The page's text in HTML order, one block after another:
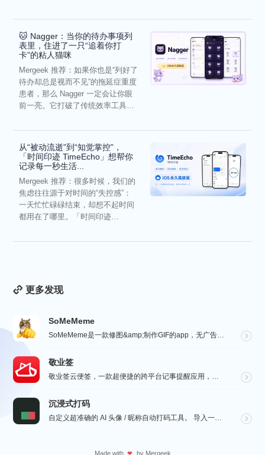
🐱 Nagger：当你的待办事项列
表里，住进了一只“追着你打
卡”的粘人猫咪
Mergeek 推荐：如果你也是“列好了
待办却总是视而不见”的拖延症重度
患者，那么 Nagger 一定会让你眼
前一亮。它打破了传统效率工具冰
从“被动流逝”到“知觉掌控”，
「时间印迹 TimeEcho」想帮你
记录每一秒生活...
Mergeek 推荐：很多时候，我们的
焦虑往往源于对时间的“失控感”：
一天忙忙碌碌结束，却想不起时间
都用在了哪里。「时间印迹
更多发现
SoMeMeme
SoMeMeme是一款修图&amp;制作GIF的app，无广告，无水印，专注于修图和将你相册中的视频...
敬业签
敬业签云便签，一款超便捷的跨平台记事提醒应用，电脑手机云同步，覆盖多系统。它不仅是个性化便签，更是智...
沉浸式打码
自定义超准确的 AI 头像 / 昵称自动打码工具。 导入一张微信聊天截图，或者抖音/小红书/微博评论...
Made with by Mergeek